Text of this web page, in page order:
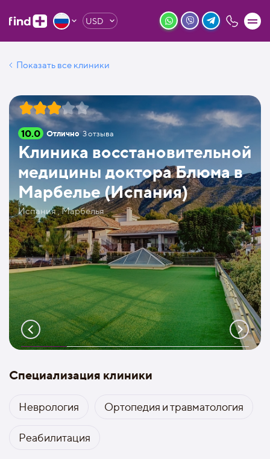
USD
Показать все клиники
10.0 Отлично 3отзыва
Клиника восстановительной
медицины доктора Блюма в
Марбелье (Испания)
Испания , Марбелья
Специализация клиники
Неврология Ортопедия и травматология
Реабилитация